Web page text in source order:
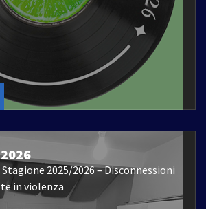
2025/2026 – Disconnessioni
in violenza